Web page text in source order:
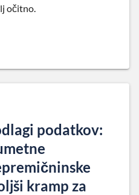
očitno.
podatkov:
kramp za